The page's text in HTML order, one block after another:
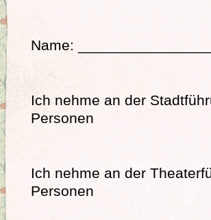
Name:
Ich nehme an der
Personen
Ich nehme an der
Personen